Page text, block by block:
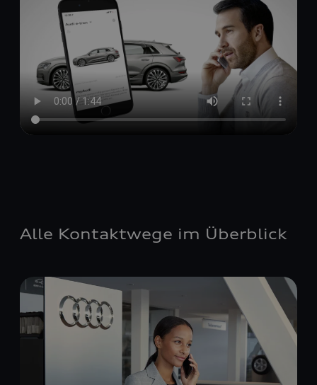
Alle Kontaktwege im Überblick